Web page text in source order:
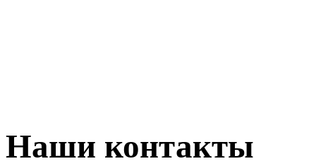
Наши контакты